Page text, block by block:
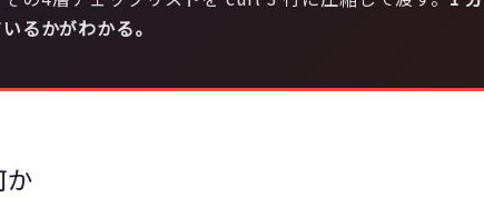
るかがわかる。
か